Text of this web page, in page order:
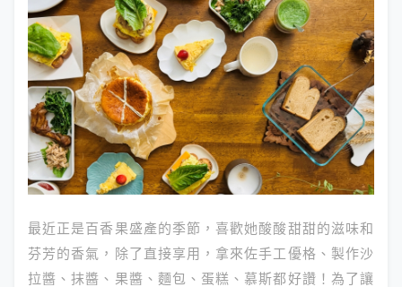
最近正是百香果盛產的季節，喜歡她酸酸甜甜的滋味和
芬芳的香氣，除了直接享用，拿來佐手工優格、製作沙
拉醬、抹醬、果醬、麵包、蛋糕、慕斯都好讚！為了讓